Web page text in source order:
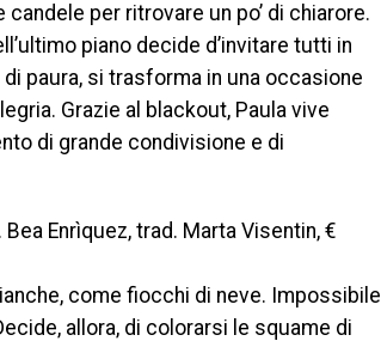
per ritrovare un po’ di chiarore.
piano decide d’invitare tutti in
paura, si trasforma in una occasione
Grazie al blackout, Paula vive
di grande condivisione e di
Bea Enrìquez, trad. Marta Visentin, €
come fiocchi di neve. Impossibile
allora, di colorarsi le squame di